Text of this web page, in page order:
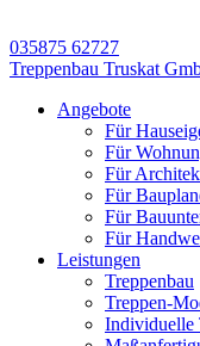
035875 62727
Treppenbau Truskat
Angebote
Für
Für
Für
Für
Für
Für
Leistungen
Treppenbau
Treppen-
Individuelle